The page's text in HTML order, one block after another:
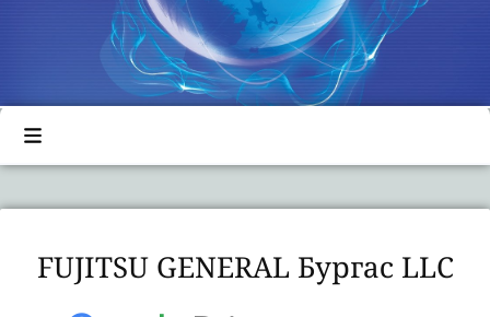
FUJITSU GENERAL Бургас LLC